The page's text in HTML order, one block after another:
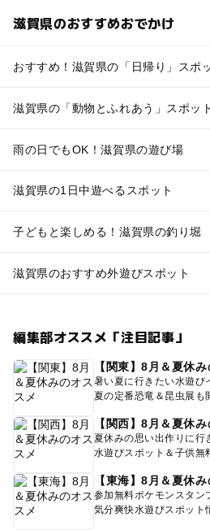
滋賀県のおすすめおでかけ
おすすめ！滋賀県の「日帰り」スポ
滋賀県の「動物とふれあう」スポット
雨の日でもOK！滋賀県の遊び場
滋賀県の1日中遊べるスポット
子どもと楽しめる！滋賀県の釣り堀
滋賀県のおすすめ外遊びスポット
編集部オススメ「注目記事」
【関東】8月＆夏休
暑い夏に行きたい水遊び
夏の定番恐竜＆昆虫展も
【関西】8月＆夏休
夏休みの思い出作りに行
水遊びスポット＆子供無
【東海】8月＆夏休
参加無料ポケモンスタン
気分爽快水遊びスポット